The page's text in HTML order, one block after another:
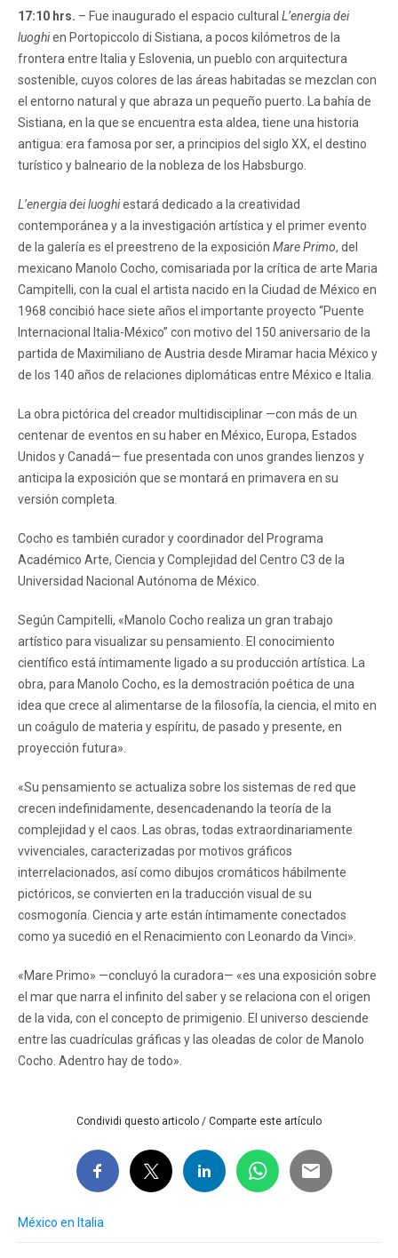
17:10 hrs. – Fue inaugurado el espacio cultural L’energia dei
luoghien Portopiccolo di Sistiana, a pocos kilómetros de la
frontera entre Italia y Eslovenia, un pueblo con arquitectura
sostenible, cuyos colores de las áreas habitadas se mezclan con
el entorno natural y que abraza un pequeño puerto. La bahía de
Sistiana, en la que se encuentra esta aldea, tiene una historia
antigua: era famosa por ser, a principios del siglo XX, el destino
turístico y balneario de la nobleza de los Habsburgo.
L’energia dei luoghiestará dedicado a la creatividad
contemporánea y a la investigación artística y el primer evento
de la galería es el preestreno de la exposición Mare Primo, del
mexicano Manolo Cocho, comisariada por la crítica de arte Maria
Campitelli, con la cual el artista nacido en la Ciudad de México en
1968 concibió hace siete años el importante proyecto “Puente
Internacional Italia-México” con motivo del 150 aniversario de la
partida de Maximiliano de Austria desde Miramar hacia México y
de los 140 años de relaciones diplomáticas entre México e Italia.
La obra pictórica del creador multidisciplinar —con más de un
centenar de eventos en su haber en México, Europa, Estados
Unidos y Canadá— fue presentada con unos grandes lienzos y
anticipa la exposición que se montará en primavera en su
versión completa.
Cocho es también curador y coordinador del Programa
Académico Arte, Ciencia y Complejidad del Centro C3 de la
Universidad Nacional Autónoma de México.
Según Campitelli, «Manolo Cocho realiza un gran trabajo
artístico para visualizar su pensamiento. El conocimiento
científico está íntimamente ligado a su producción artística. La
obra, para Manolo Cocho, es la demostración poética de una
idea que crece al alimentarse de la filosofía, la ciencia, el mito en
un coágulo de materia y espíritu, de pasado y presente, en
proyección futura».
«Su pensamiento se actualiza sobre los sistemas de red que
crecen indefinidamente, desencadenando la teoría de la
complejidad y el caos. Las obras, todas extraordinariamente
vvivenciales, caracterizadas por motivos gráficos
interrelacionados, así como dibujos cromáticos hábilmente
pictóricos, se convierten en la traducción visual de su
cosmogonía. Ciencia y arte están íntimamente conectados
como ya sucedió en el Renacimiento con Leonardo da Vinci».
«Mare Primo» —concluyó la curadora— «es una exposición sobre
el mar que narra el infinito del saber y se relaciona con el origen
de la vida, con el concepto de primigenio. El universo desciende
entre las cuadrículas gráficas y las oleadas de color de Manolo
Cocho. Adentro hay de todo».
Condividi questo articolo / Comparte este artículo
México en Italia